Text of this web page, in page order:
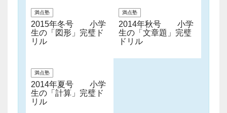
満点塾
2015年冬号 小学
生の「図形」完璧ド
リル
満点塾
2014年秋号 小学
生の「文章題」完璧
ドリル
満点塾
2014年夏号 小学
生の「計算」完璧ド
リル